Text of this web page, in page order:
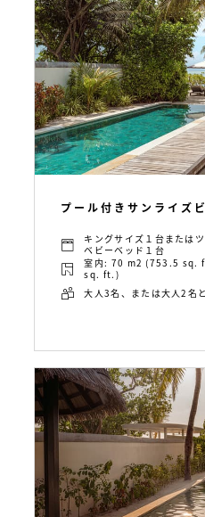
プール付きサンライズ
キングサイズ１台または
ベビーベッド１台
室内: 70 m2 (753.5 sq.
sq. ft.)
大人3名、または大人2名